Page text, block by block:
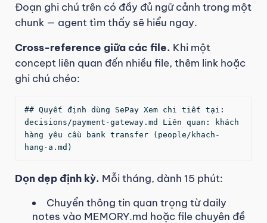
Đoạn ghi chú trên có đầy đủ ngữ cảnh trong một
chunk — agent tìm thấy sẽ hiểu ngay.
Cross-reference giữa các file. Khi một
concept liên quan đến nhiều file, thêm link hoặc
ghi chú chéo:
## Quyết định dùng SePay Xem chi tiết tại:
decisions/payment-gateway.md Liên quan: khách
hàng yêu cầu bank transfer (people/khach-
hang-a.md)
Dọn dẹp định kỳ. Mỗi tháng, dành 15 phút:
Chuyển thông tin quan trọng từ daily
notes vào MEMORY.md hoặc file chuyên đề